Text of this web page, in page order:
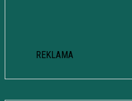
REKLAMA